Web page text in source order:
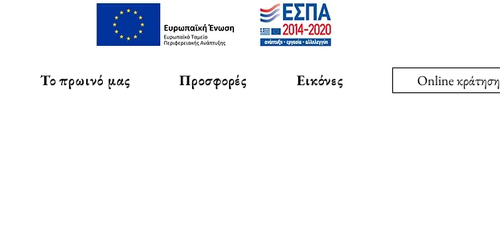
Το πρωινό μας Προσφορές Εικόνες Online κράτηση